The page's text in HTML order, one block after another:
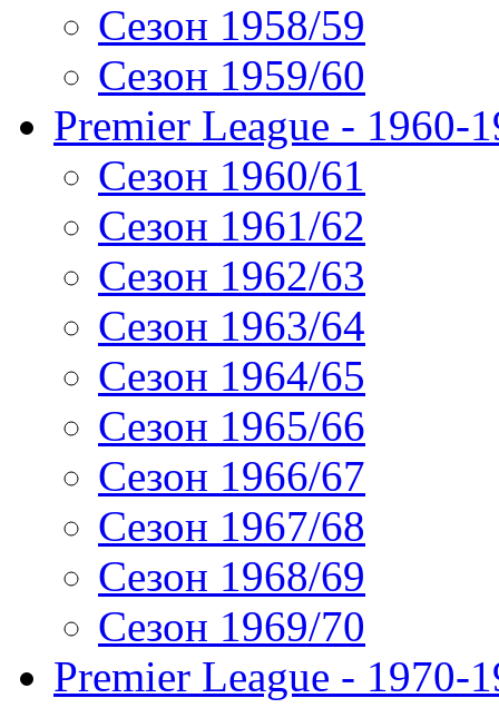
Сезон 1958/59
Сезон 1959/60
Premier League - 1960-
Сезон 1960/61
Сезон 1961/62
Сезон 1962/63
Сезон 1963/64
Сезон 1964/65
Сезон 1965/66
Сезон 1966/67
Сезон 1967/68
Сезон 1968/69
Сезон 1969/70
Premier League - 1970-